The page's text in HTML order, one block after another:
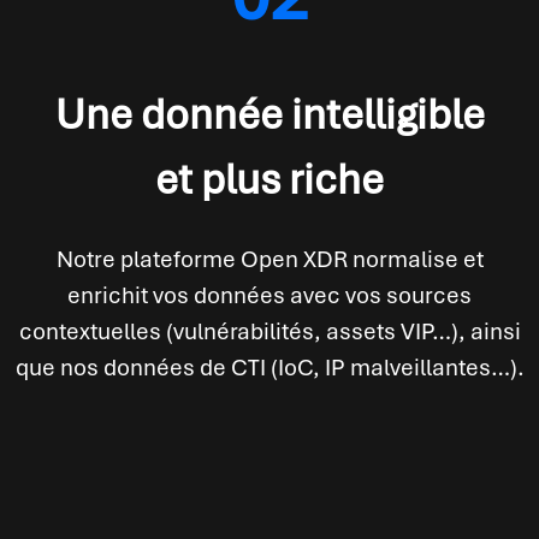
Une donnée intelligible
et plus riche
Notre plateforme Open XDR normalise et
enrichit vos données avec vos sources
contextuelles (vulnérabilités, assets VIP…), ainsi
que nos données de CTI (IoC, IP malveillantes…).